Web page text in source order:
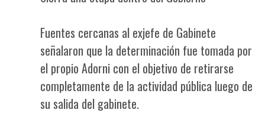
Fuentes cercanas al exjefe de Gabinete
señalaron que la determinación fue tomada por
el propio Adorni con el objetivo de retirarse
completamente de la actividad pública luego de
su salida del gabinete.